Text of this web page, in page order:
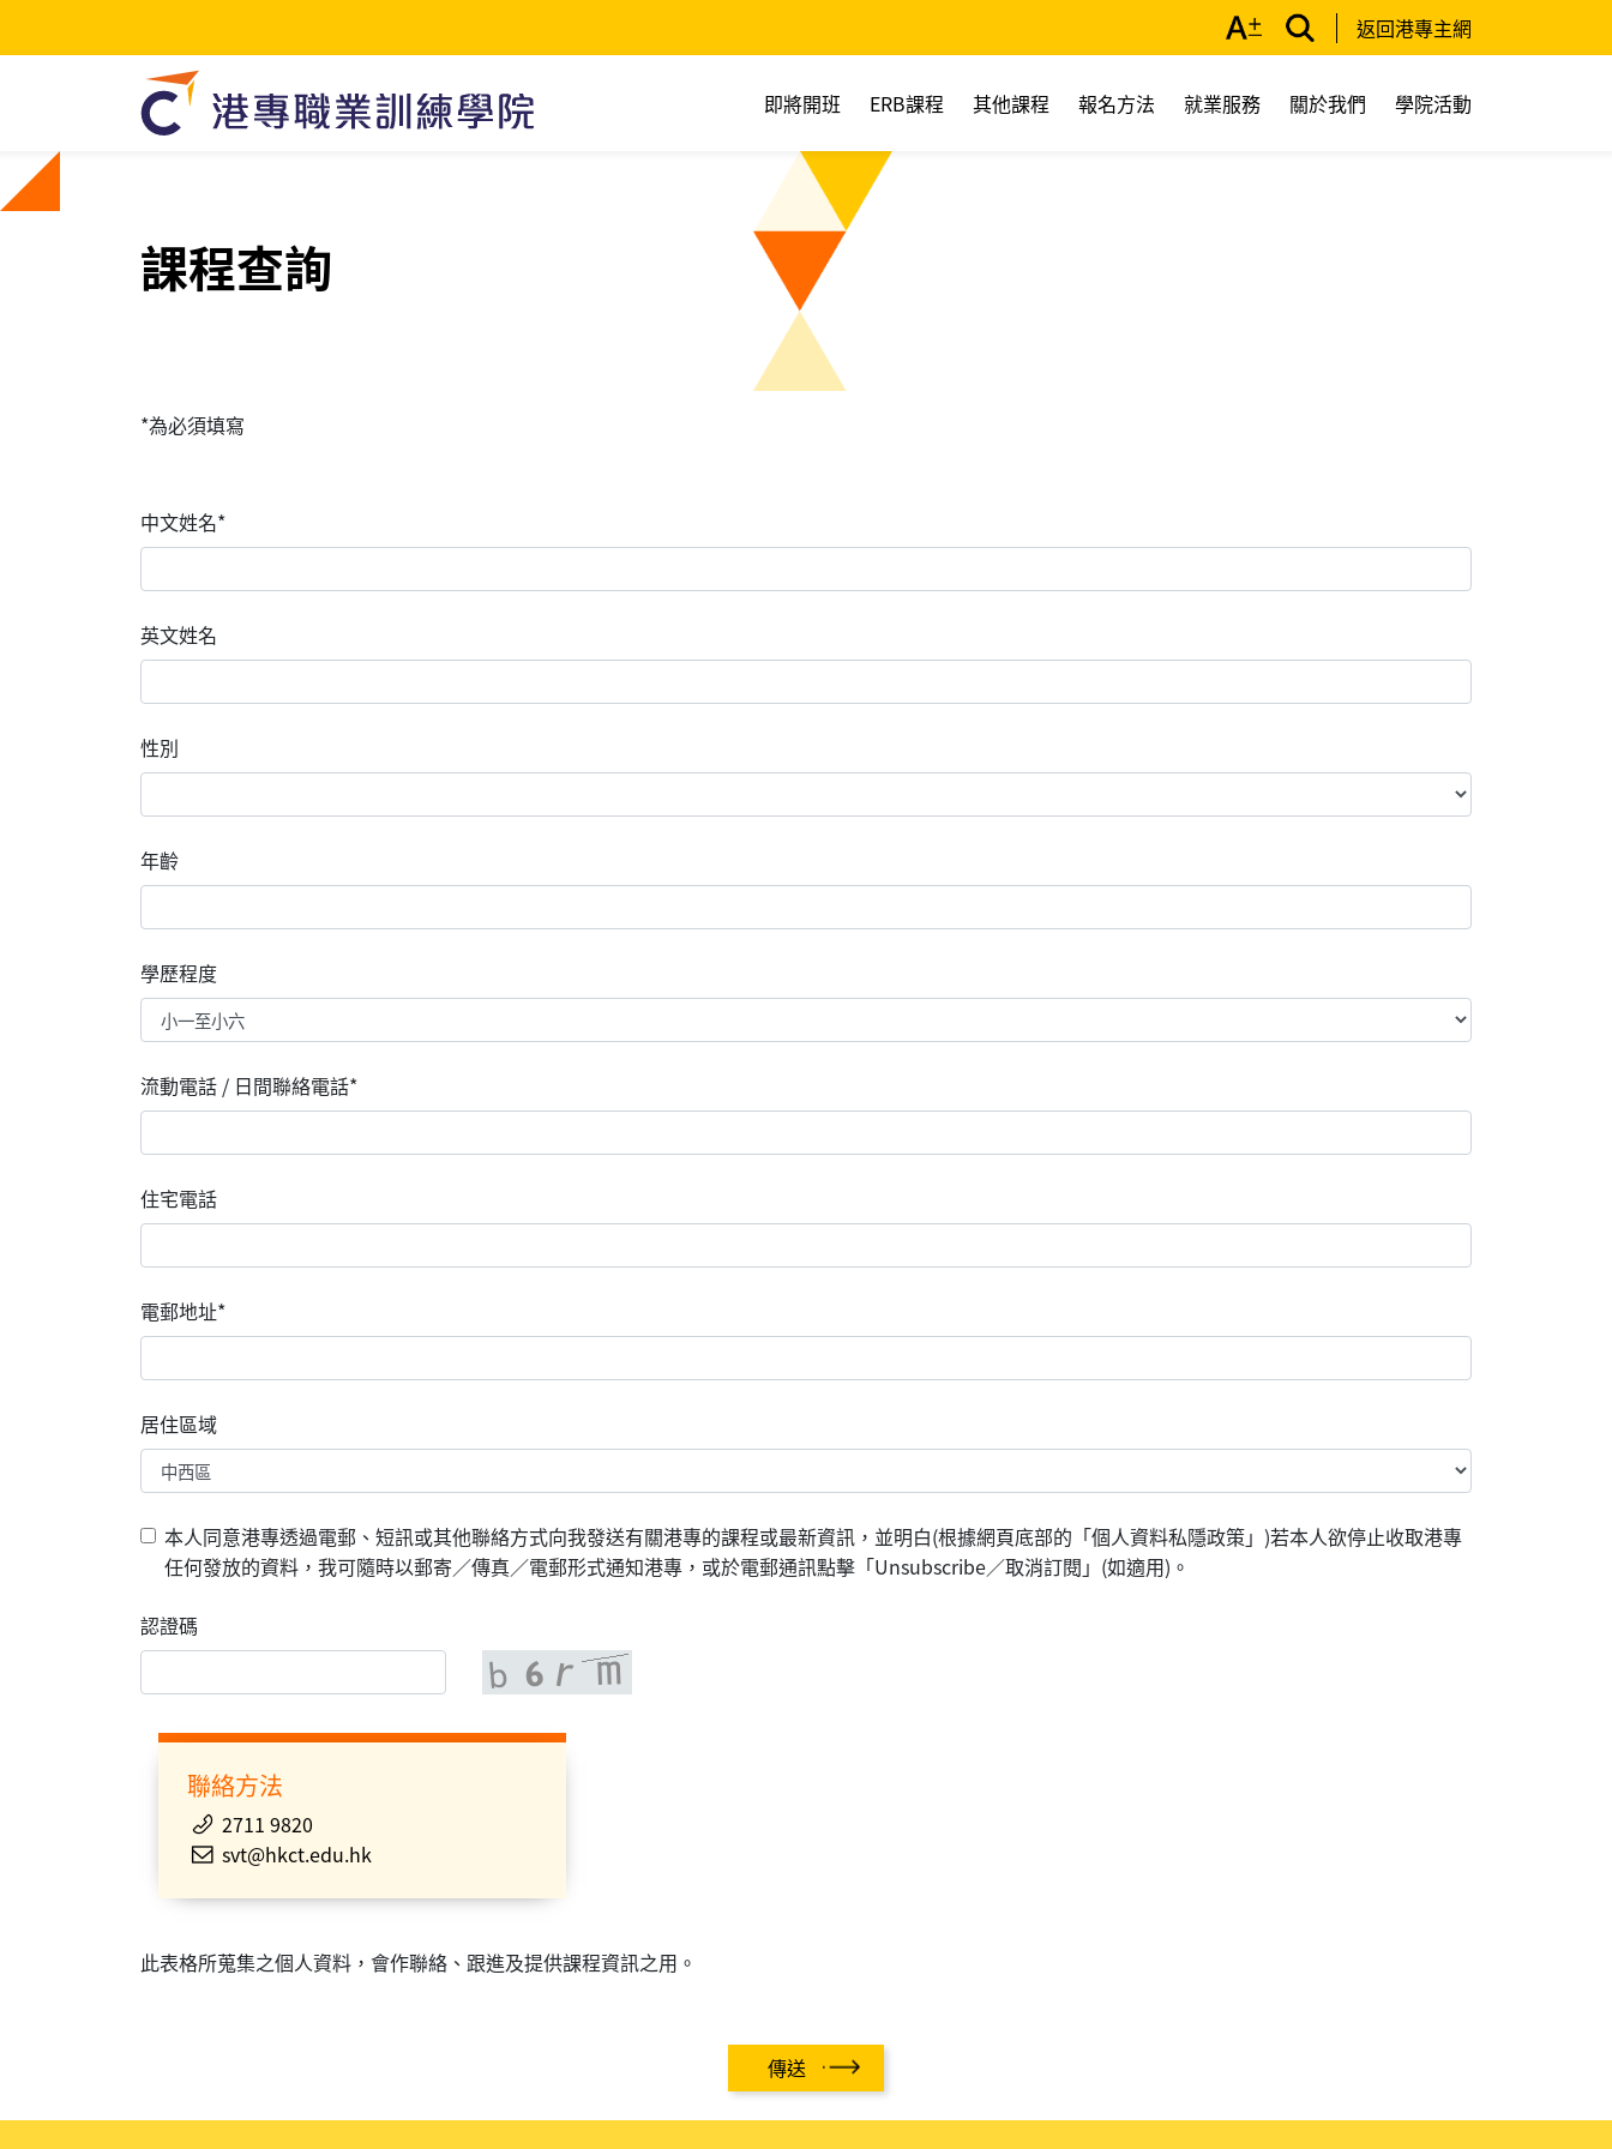
返回港專主網
即將開班 ERB課程 其他課程 報名方法 就業服務 關於我們 學院活動
課程查詢
*為必須填寫
中文姓名*
英文姓名
性別
年齡
學歷程度
流動電話 / 日間聯絡電話*
住宅電話
電郵地址*
居住區域
本人同意港專透過電郵、短訊或其他聯絡方式向我發送有關港專的課程或最新資訊，並明白(根據網頁底部的「個人資料私隱政策」)若本人欲停止收取港專
任何發放的資料，我可隨時以郵寄／傳真／電郵形式通知港專，或於電郵通訊點擊「Unsubscribe／取消訂閱」(如適用)。
認證碼
聯絡方法
2711 9820
svt@hkct.edu.hk
此表格所蒐集之個人資料，會作聯絡、跟進及提供課程資訊之用。
傳送